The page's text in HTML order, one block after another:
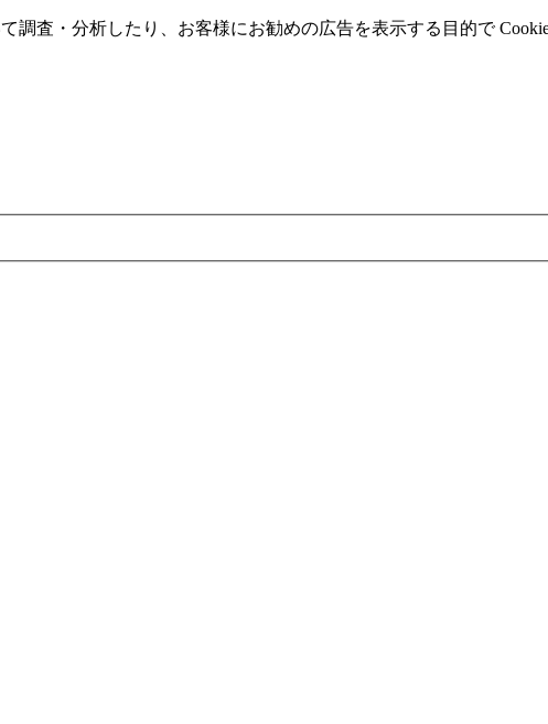
調査・分析したり、お客様にお勧めの広告を表⽰する⽬的で